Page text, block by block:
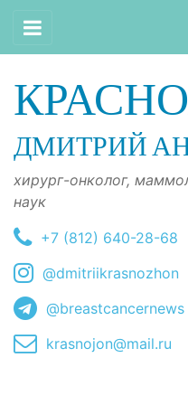
ДМИТРИЙ
хирург-онколог,
наук
+7 (812) 640-28-68
@dmitriikrasnozhon
@breastcancernews
krasnojon@mail.ru